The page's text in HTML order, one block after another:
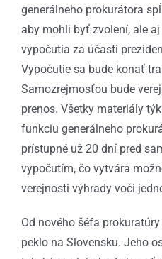
generálneho prokurátora
aby mohli byť zvolení, ale
vypočutia za účasti
Vypočutie sa bude konať
Samozrejmosťou bude
prenos. Všetky materiály
funkciu generálneho
prístupné už 20 dní pred
vypočutím, čo vytvára
verejnosti výhrady voči
Od nového šéfa
peklo na Slovensku. Jeho